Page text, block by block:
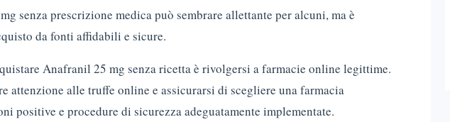
senza prescrizione medica può sembrare allettante per alcuni, ma è
da fonti affidabili e sicure.
Anafranil 25 mg senza ricetta è rivolgersi a farmacie online legittime.
attenzione alle truffe online e assicurarsi di scegliere una farmacia
positive e procedure di sicurezza adeguatamente implementate.